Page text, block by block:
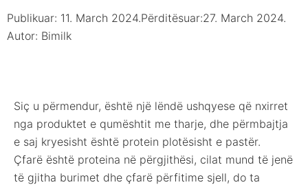
Publikuar: 11. March 2024.Përditësuar:27. March 2024.
Autor: Bimilk
Siç u përmendur, është një lëndë ushqyese që nxirret
nga produktet e qumështit me tharje, dhe përmbajtja
e saj kryesisht është protein plotësisht e pastër.
Çfarë është proteina në përgjithësi, cilat mund të jenë
të gjitha burimet dhe çfarë përfitime sjell, do ta